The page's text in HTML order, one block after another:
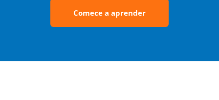
Comece a aprender